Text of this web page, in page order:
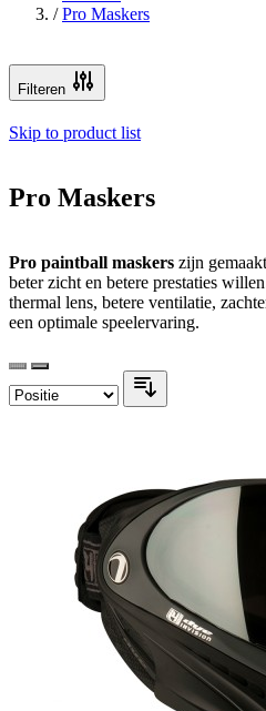
/ Pro Maskers
Filteren
Skip to product list
Pro Maskers
Pro paintball maskers zijn
beter zicht en betere prestaties
thermal lens, betere ventilatie,
een optimale speelervaring.